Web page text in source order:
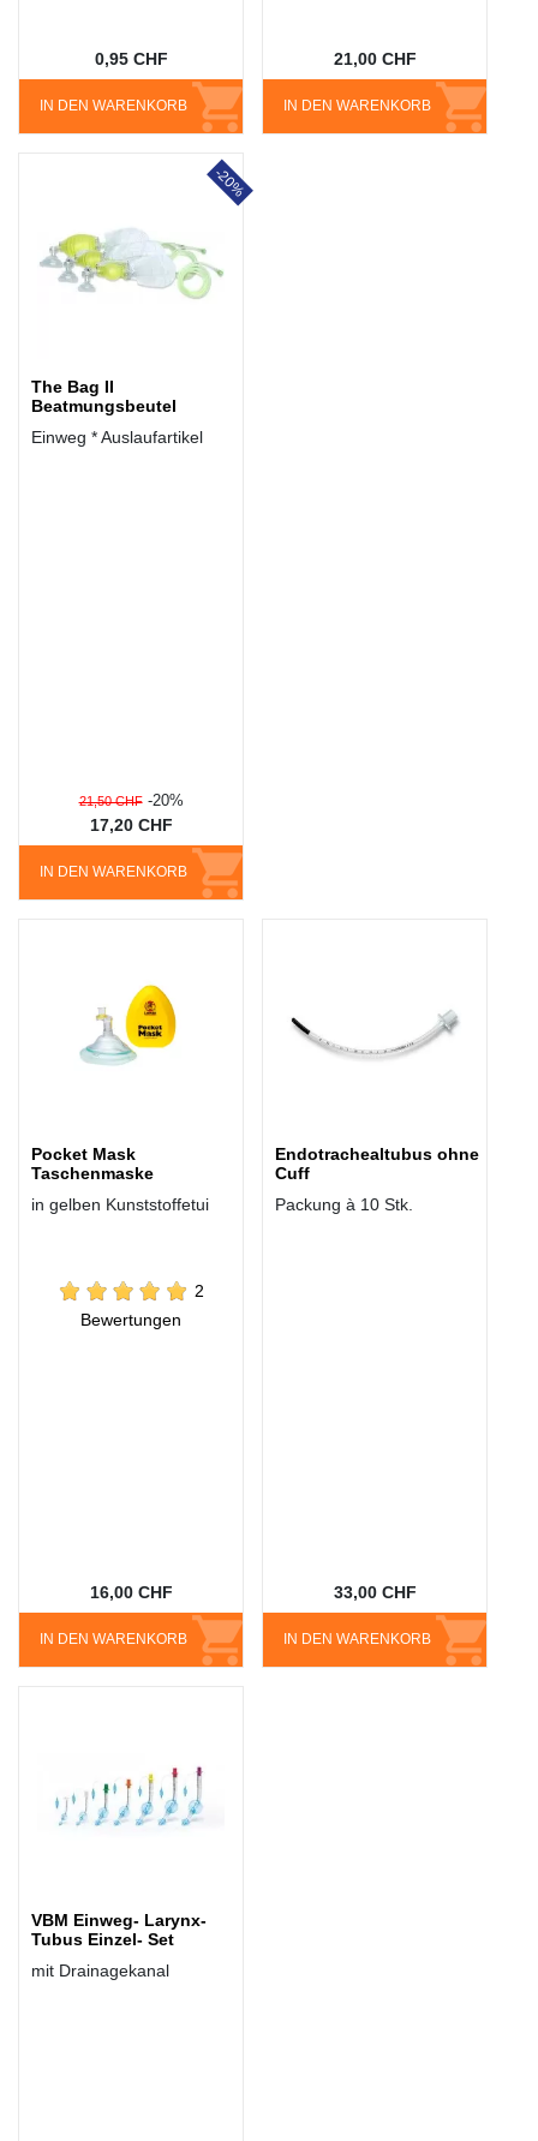
IN DEN WARENKORB
0,95 CHF
IN DEN WARENKORB
21,00 CHF
The Bag II
Beatmungsbeutel
Einweg * Auslaufartikel
IN DEN WARENKORB
21,50 CHF -20%
17,20 CHF
-20%
Pocket Mask
Taschenmaske
in gelben Kunststoffetui
IN DEN WARENKORB
16,00 CHF
2
Bewertungen
Endotrachealtubus ohne
Cuff
Packung à 10 Stk.
IN DEN WARENKORB
33,00 CHF
VBM Einweg- Larynx-
Tubus Einzel- Set
mit Drainagekanal